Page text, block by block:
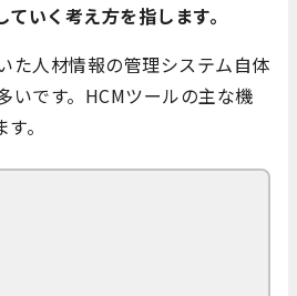
いく考え方を指します。
た人材情報の管理システム自体
いです。HCMツールの主な機
。